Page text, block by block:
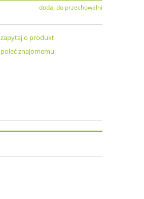
dodaj do przechowalni
zapytaj o produkt
poleć znajomemu